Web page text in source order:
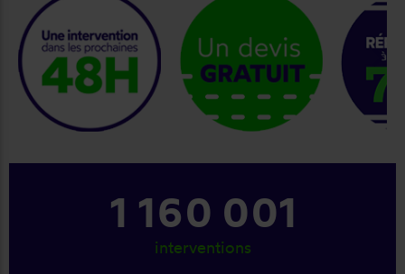
keyboard_arrow_right
1 303 001
interventions